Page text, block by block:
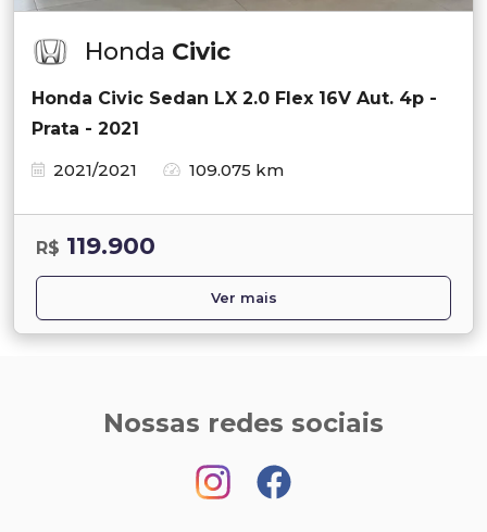
Honda Civic
Honda Civic Sedan LX 2.0 Flex 16V Aut. 4p -
Prata - 2021
2021/2021
109.075 km
R$ 119.900
Ver mais
Nossas redes sociais